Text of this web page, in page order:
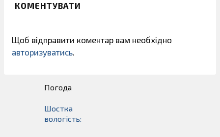
КОМЕНТУВАТИ
Щоб відправити коментар вам необхідно
авторизуватись.
Погода
Шостка
вологість: